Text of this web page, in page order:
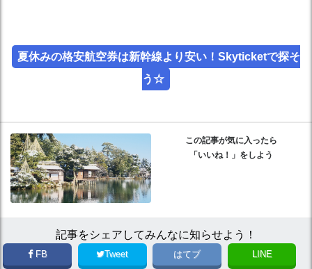
夏休みの格安航空券は新幹線より安い！Skyticketで探そ
う☆
この記事が気に入ったら
「いいね！」をしよう
記事をシェアしてみんなに知らせよう！
FB Tweet はてブ LINE